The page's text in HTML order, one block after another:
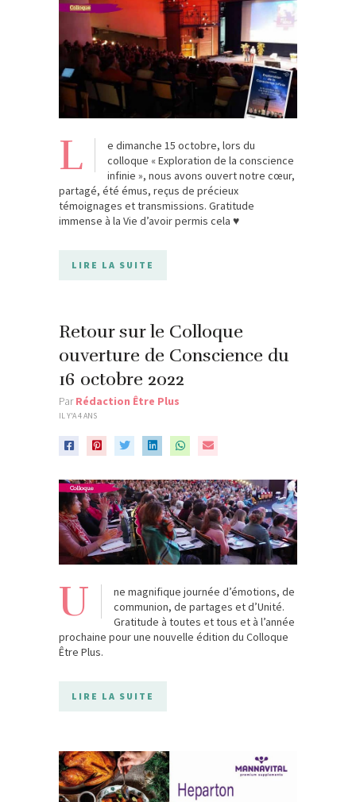
L
e dimanche 15 octobre, lors du
colloque « Exploration de la conscience
infinie », nous avons ouvert notre cœur,
partagé, été émus, reçus de précieux
témoignages et transmissions. Gratitude
immense à la Vie d’avoir permis cela ♥️
LIRE LA SUITE
Retour sur le Colloque
ouverture de Conscience du
16 octobre 2022
ParRédaction Être Plus
IL Y'A 4 ANS
U
ne magnifique journée d’émotions, de
communion, de partages et d’Unité.
Gratitude à toutes et tous et à l’année
prochaine pour une nouvelle édition du Colloque
Être Plus.
LIRE LA SUITE